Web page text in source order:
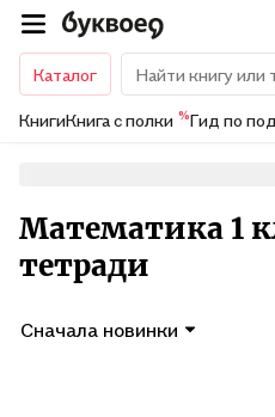
Каталог
КнигиКнига с полки %Гид по
Математика 1
тетради
Сначала новинки